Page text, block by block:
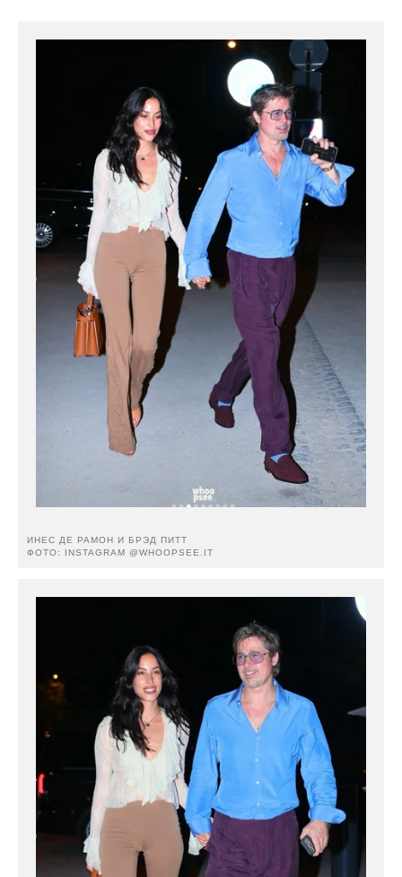
ИНЕС ДЕ РАМОН И БРЭД ПИТТ
ФОТО: INSTAGRAM @WHOOPSEE.IT